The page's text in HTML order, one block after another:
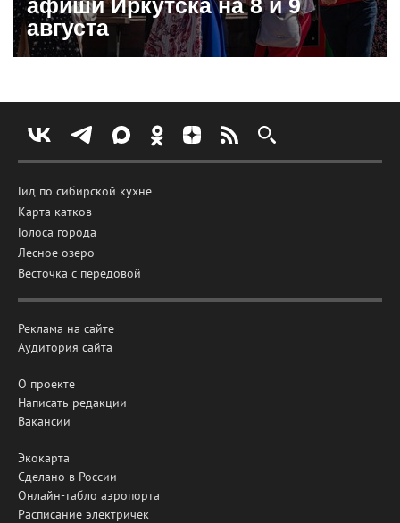
августа
Гид по сибирской кухне
Карта катков
Голоса города
Лесное озеро
Весточка с передовой
Реклама на сайте
Аудитория сайта
О проекте
Написать редакции
Вакансии
Экокарта
Сделано в России
Онлайн-табло аэропорта
Расписание электричек